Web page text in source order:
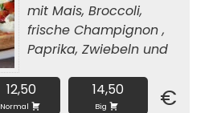
12,50
Normal
14,50
Big €
mit Mais, Broccoli,
frische Champignon ,
Paprika, Zwiebeln und